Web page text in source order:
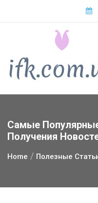
Самые
Получения
Home Полезные